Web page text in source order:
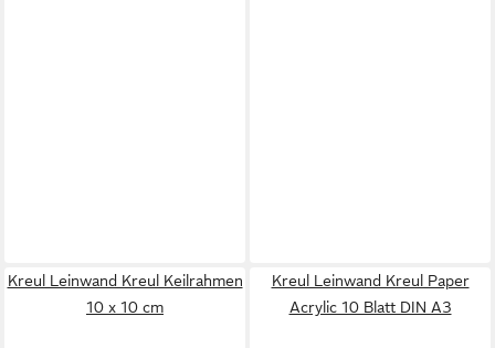
Kreul Leinwand Kreul Keilrahmen
10 x 10 cm
Kreul Leinwand Kreul Paper
Acrylic 10 Blatt DIN A3